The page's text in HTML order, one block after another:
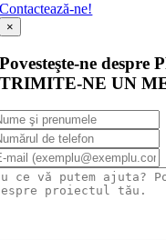
Contactează-ne!
×
Povesteşte-ne
TRIMITE-NE UN